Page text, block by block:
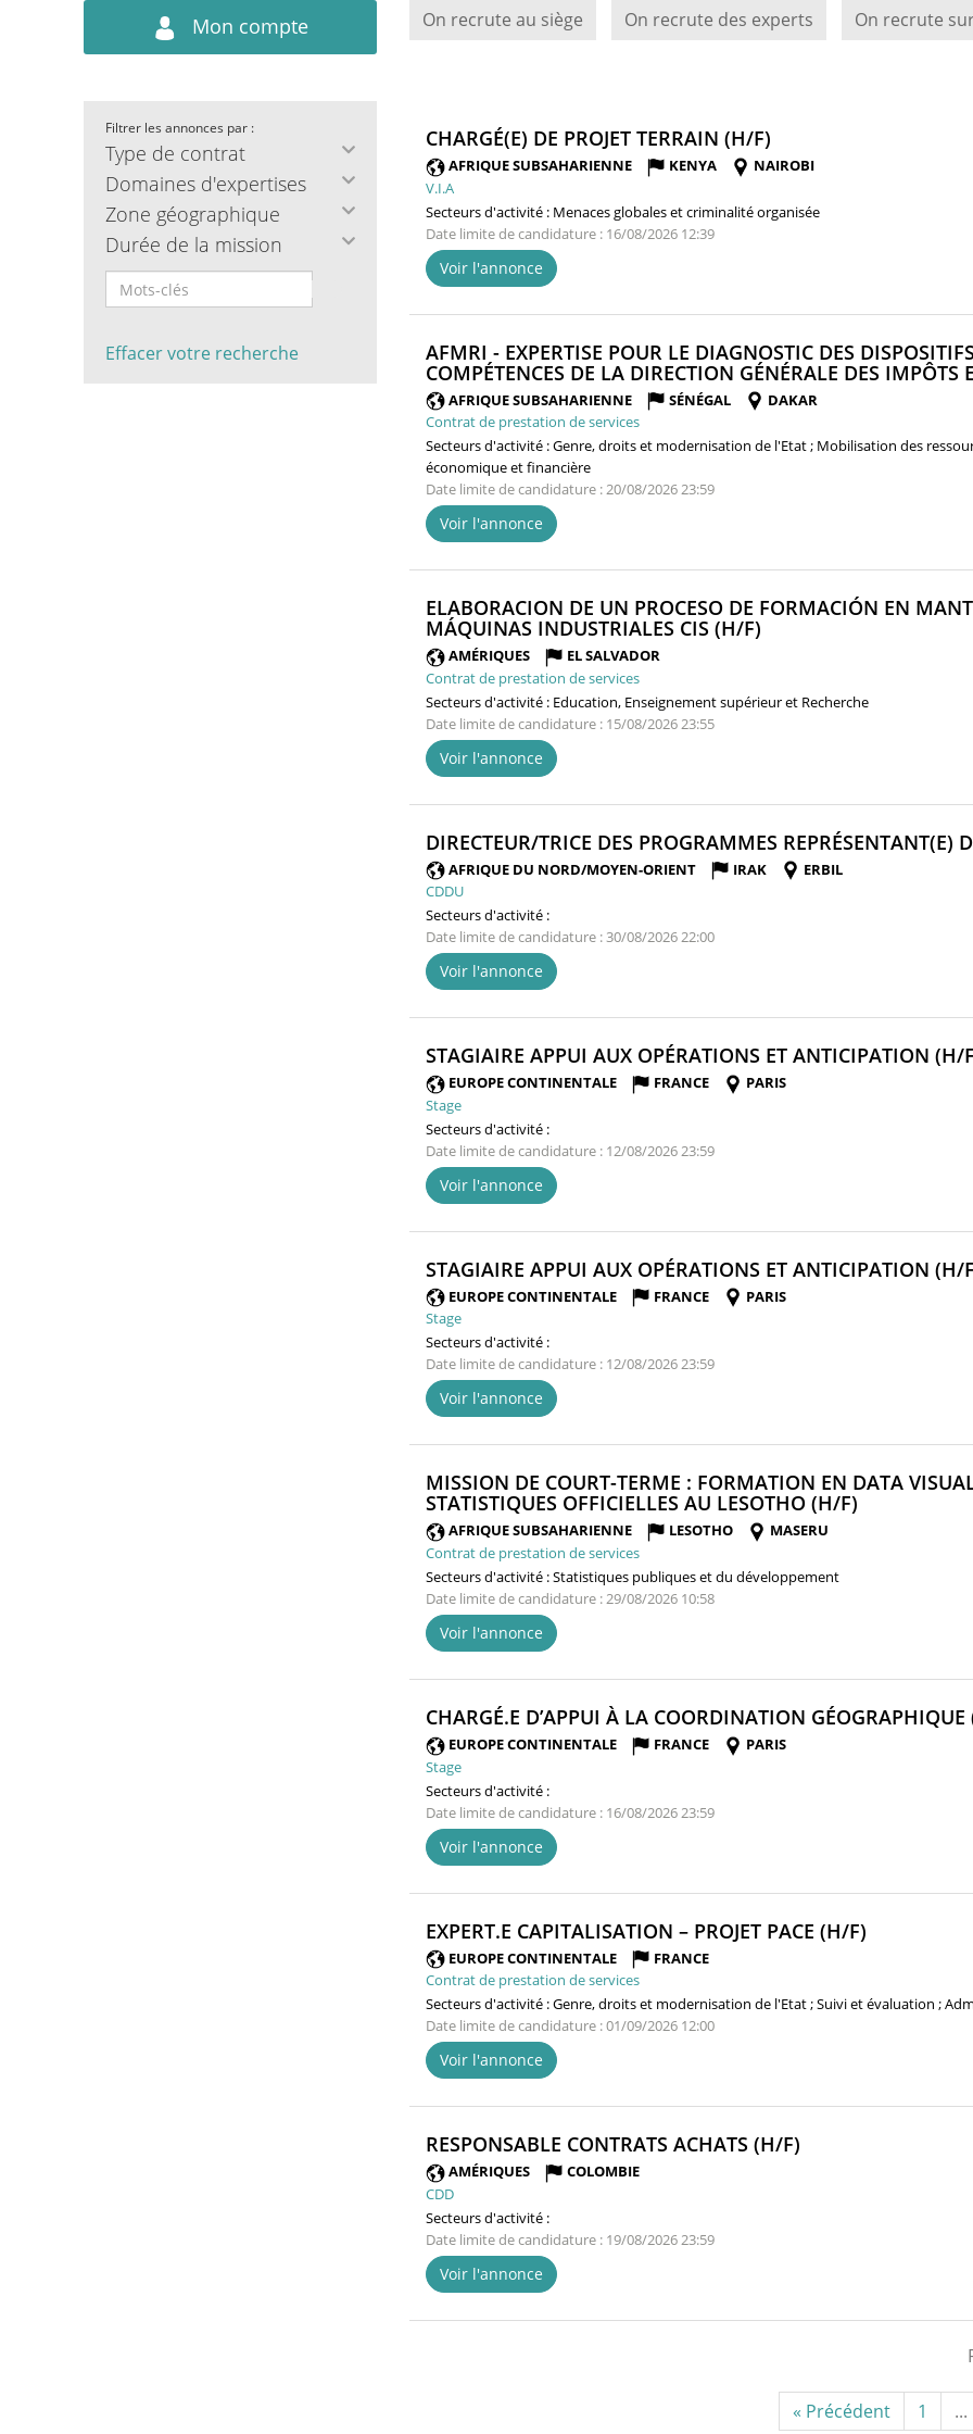
Mon compte On recrute au siège On recrute des experts On recrute
Filtrer les annonces par :
Type de contrat
Domaines d'expertises
Zone géographique
Durée de la mission
Effacer votre recherche
CHARGÉ(E) DE PROJET TERRAIN (H/F)
FENÊTRE)
AFRIQUE SUBSAHARIENNE KENYA
NAIROBI
V.I.A
Secteurs d'activité : Menaces globales et criminalité organisée
Date limite de candidature : 16/08/2026 12:39
Voir l'annonce
AFMRI - EXPERTISE POUR LE DIAGNOSTIC DES
COMPÉTENCES DE LA DIRECTION GÉNÉRALE DES
AFRIQUE SUBSAHARIENNE SÉNÉGAL
DAKAR
Contrat de prestation de services
Secteurs d'activité :Genre, droits et modernisation de l'Etat ; Mobilisation des
économique et financière
Date limite de candidature : 20/08/2026 23:59
Voir l'annonce
ELABORACION DE UN PROCESO DE FORMACIÓN EN
MÁQUINAS INDUSTRIALES CIS (H/F)
AMÉRIQUES
EL SALVADOR
Contrat de prestation de services
Secteurs d'activité : Education, Enseignement supérieur et Recherche
Date limite de candidature : 15/08/2026 23:55
Voir l'annonce
DIRECTEUR/TRICE DES PROGRAMMES REPRÉSENTANT(E)
AFRIQUE DU NORD/MOYEN-ORIENT IRAK
ERBIL
CDDU
Secteurs d'activité :
Date limite de candidature : 30/08/2026 22:00
Voir l'annonce
STAGIAIRE APPUI AUX OPÉRATIONS ET ANTICIPATION (H/
EUROPE CONTINENTALE FRANCE
PARIS
Stage
Secteurs d'activité :
Date limite de candidature : 12/08/2026 23:59
Voir l'annonce
STAGIAIRE APPUI AUX OPÉRATIONS ET ANTICIPATION (H/
EUROPE CONTINENTALE FRANCE
PARIS
Stage
Secteurs d'activité :
Date limite de candidature : 12/08/2026 23:59
Voir l'annonce
MISSION DE COURT-TERME : FORMATION EN DATA
STATISTIQUES OFFICIELLES AU LESOTHO (H/F)
AFRIQUE SUBSAHARIENNE LESOTHO
MASERU
Contrat de prestation de services
Secteurs d'activité :Statistiques publiques et du développement
Date limite de candidature : 29/08/2026 10:58
Voir l'annonce
CHARGÉ.E D’APPUI À LA COORDINATION
EUROPE CONTINENTALE FRANCE
PARIS
Stage
Secteurs d'activité :
Date limite de candidature : 16/08/2026 23:59
Voir l'annonce
EXPERT.E CAPITALISATION – PROJET PACE (H/F)
EUROPE CONTINENTALE
FRANCE
Contrat de prestation de services
Secteurs d'activité :Genre, droits et modernisation de l'Etat ; Suivi et évaluation ;
Date limite de candidature : 01/09/2026 12:00
Voir l'annonce
RESPONSABLE CONTRATS ACHATS (H/F)
AMÉRIQUES
COLOMBIE
CDD
Secteurs d'activité :
Date limite de candidature : 19/08/2026 23:59
Voir l'annonce
« Précédent 1 ...